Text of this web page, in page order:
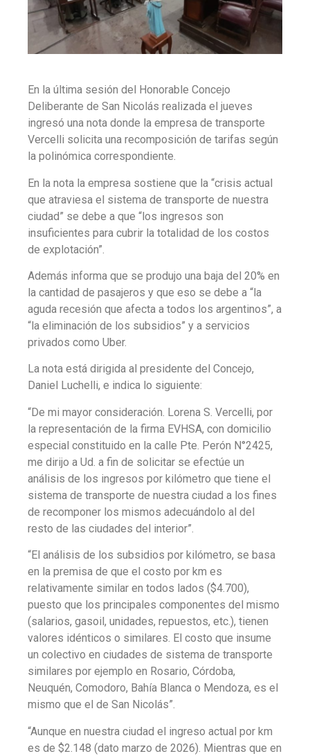
En la última sesión del Honorable Concejo
Deliberante de San Nicolás realizada el jueves
ingresó una nota donde la empresa de transporte
Vercelli solicita una recomposición de tarifas según
la polinómica correspondiente.
En la nota la empresa sostiene que la “crisis actual
que atraviesa el sistema de transporte de nuestra
ciudad” se debe a que “los ingresos son
insuficientes para cubrir la totalidad de los costos
de explotación”.
Además informa que se produjo una baja del 20% en
la cantidad de pasajeros y que eso se debe a “la
aguda recesión que afecta a todos los argentinos”, a
“la eliminación de los subsidios” y a servicios
privados como Uber.
La nota está dirigida al presidente del Concejo,
Daniel Luchelli, e indica lo siguiente:
“De mi mayor consideración. Lorena S. Vercelli, por
la representación de la firma EVHSA, con domicilio
especial constituido en la calle Pte. Perón N°2425,
me dirijo a Ud. a fin de solicitar se efectúe un
análisis de los ingresos por kilómetro que tiene el
sistema de transporte de nuestra ciudad a los fines
de recomponer los mismos adecuándolo al del
resto de las ciudades del interior”.
“El análisis de los subsidios por kilómetro, se basa
en la premisa de que el costo por km es
relativamente similar en todos lados ($4.700),
puesto que los principales componentes del mismo
(salarios, gasoil, unidades, repuestos, etc.), tienen
valores idénticos o similares. El costo que insume
un colectivo en ciudades de sistema de transporte
similares por ejemplo en Rosario, Córdoba,
Neuquén, Comodoro, Bahía Blanca o Mendoza, es el
mismo que el de San Nicolás”.
“Aunque en nuestra ciudad el ingreso actual por km
es de $2.148 (dato marzo de 2026). Mientras que en